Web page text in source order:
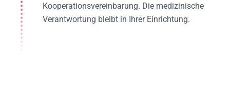
Kooperationsvereinbarung. Die medizinische
Verantwortung bleibt in Ihrer Einrichtung.